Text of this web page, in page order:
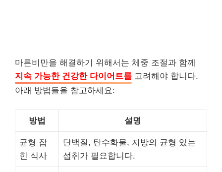
마른비만을 해결하기 위해서는 체중 조절과 함께
지속 가능한 건강한 다이어트를 고려해야 합니다.
아래 방법들을 참고하세요:
방법 설명
균형 잡
힌 식사
단백질, 탄수화물, 지방의 균형 있는
섭취가 필요합니다.